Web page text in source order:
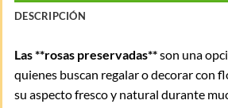
DESCRIPCIÓN
Las **rosas preservadas**son una
quienes buscan regalar o decorar con
su aspecto fresco y natural durante